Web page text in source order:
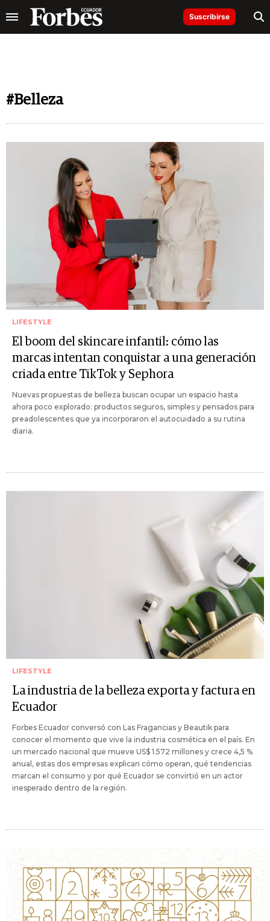
Suscribirse
#Belleza
LIFESTYLE
El boom del skincare infantil: cómo las
marcas intentan conquistar a una generación
criada entre TikTok y Sephora
Nuevas propuestas de belleza buscan ocupar un espacio hasta
ahora poco explorado: productos seguros, simples y pensados para
preadolescentes que ya incorporaron el autocuidado a su rutina
diaria.
LIFESTYLE
La industria de la belleza exporta y factura en
Ecuador
Forbes Ecuador conversó con Las Fragancias y Beautik para
conocer el momento que vive la industria cosmética en el país. En
un mercado nacional que mueve US$ 1.572 millones y crece 4,5 %
anual, estas dos empresas explican cómo operan, qué tendencias
marcan el consumo y por qué Ecuador se convirtió en un actor
inesperado dentro de la región.